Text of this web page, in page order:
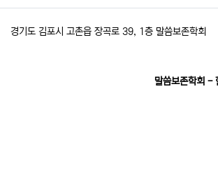
경기도 김포시 고촌읍 장곡로 39, 1층 말씀보존학회
말씀보존학회 -